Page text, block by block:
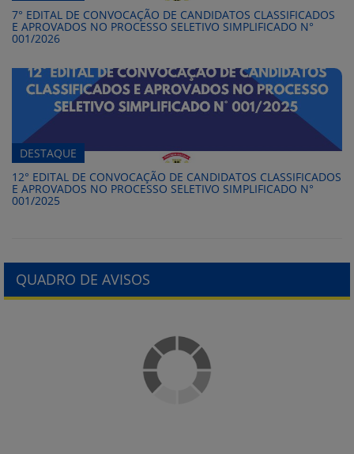
7° EDITAL DE CONVOCAÇÃO DE CANDIDATOS CLASSIFICADOS
E APROVADOS NO PROCESSO SELETIVO SIMPLIFICADO N°
001/2026
DESTAQUE
12° EDITAL DE CONVOCAÇÃO DE CANDIDATOS CLASSIFICADOS
E APROVADOS NO PROCESSO SELETIVO SIMPLIFICADO N°
001/2025
QUADRO DE AVISOS